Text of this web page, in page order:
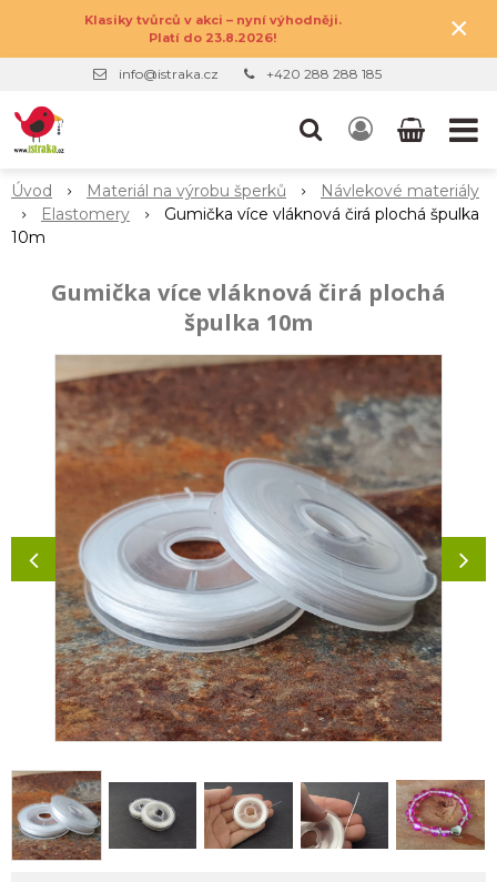
Klasiky tvůrců v akci – nyní výhodněji.
Platí do 23.8.2026!
×
info@istraka.cz +420 288 288 185
Úvod Materiál na výrobu šperků
Návlekové materiály
Elastomery
Gumička více vláknová čirá plochá špulka
10m
Gumička více vláknová čirá plochá
špulka 10m